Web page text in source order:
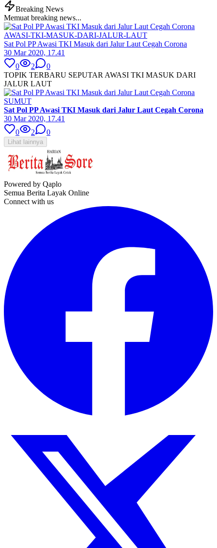
Breaking News
Memuat breaking news...
AWASI-TKI-MASUK-DARI-JALUR-LAUT
Sat Pol PP Awasi TKI Masuk dari Jalur Laut Cegah Corona
30 Mar 2020, 17.41
0
2
0
TOPIK TERBARU SEPUTAR AWASI TKI MASUK DARI
JALUR LAUT
SUMUT
Sat Pol PP Awasi TKI Masuk dari Jalur Laut Cegah Corona
30 Mar 2020, 17.41
0
2 0
Lihat lainnya
Powered by Qaplo
Semua Berita Layak Online
Connect with us